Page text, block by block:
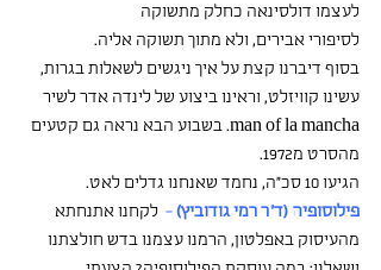
לעצמו דולסינאה כחלק מתשוקה
לסיפורי אבירים, ולא מתוך תשוקה אליה.
בסוף דיברנו קצת על איך ניגשים לשאלות בגרות,
עשינו קוויזלט, וראינו ביצוע של לינדה אדר לשיר
man of la mancha. בשבוע הבא נראה גם קטעים
מהסרט מ1972.
הגיעו 10 סכ"ה, נחמד שאנחנו גדלים לאט.
פילוסופיה (ד"ר רמי גודוביץ) - לקחנו אתנחתא
מהעיסוק באפלטון, הרמנו עצמנו בדש חולצתנו